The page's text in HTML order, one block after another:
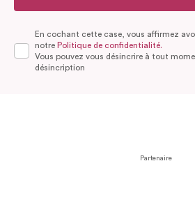
En cochant cette case, vous affirmez
notre Politique de confidentialité.
Vous pouvez vous désincrire à tout
désincription
Partenaire